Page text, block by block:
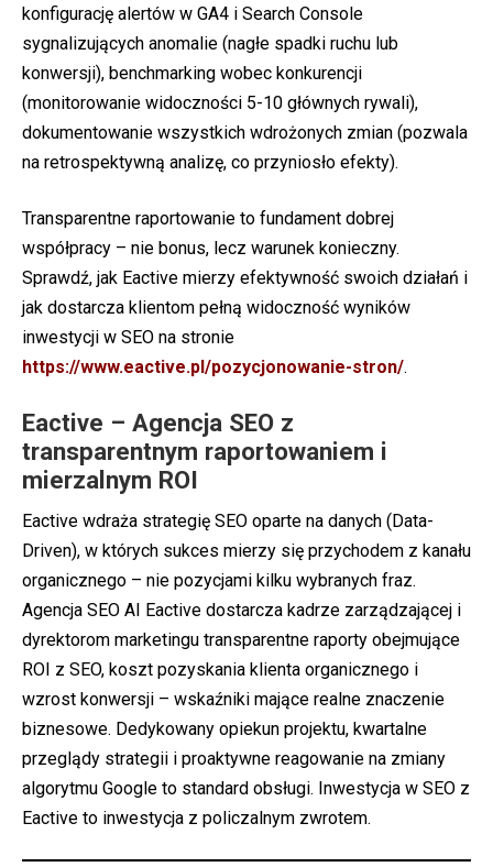
konfigurację alertów w GA4 i Search Console
sygnalizujących anomalie (nagłe spadki ruchu lub
konwersji), benchmarking wobec konkurencji
(monitorowanie widoczności 5-10 głównych rywali),
dokumentowanie wszystkich wdrożonych zmian (pozwala
na retrospektywną analizę, co przyniosło efekty).
Transparentne raportowanie to fundament dobrej
współpracy – nie bonus, lecz warunek konieczny.
Sprawdź, jak Eactive mierzy efektywność swoich działań i
jak dostarcza klientom pełną widoczność wyników
inwestycji w SEO na stronie
https://www.eactive.pl/pozycjonowanie-stron/.
Eactive – Agencja SEO z
transparentnym raportowaniem i
mierzalnym ROI
Eactive wdraża strategię SEO oparte na danych (Data-
Driven), w których sukces mierzy się przychodem z kanału
organicznego – nie pozycjami kilku wybranych fraz.
Agencja SEO AI Eactive dostarcza kadrze zarządzającej i
dyrektorom marketingu transparentne raporty obejmujące
ROI z SEO, koszt pozyskania klienta organicznego i
wzrost konwersji – wskaźniki mające realne znaczenie
biznesowe. Dedykowany opiekun projektu, kwartalne
przeglądy strategii i proaktywne reagowanie na zmiany
algorytmu Google to standard obsługi. Inwestycja w SEO z
Eactive to inwestycja z policzalnym zwrotem.